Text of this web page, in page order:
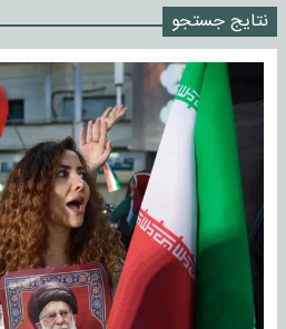
نتایج جستجو